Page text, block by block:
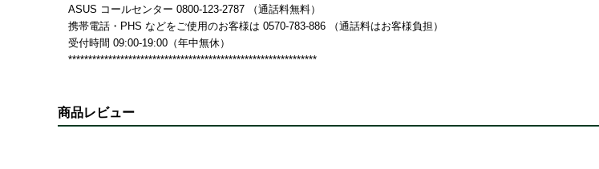
ASUS コールセンター 0800-123-2787 （通話料無料）
携帯電話・PHS などをご使用のお客様は 0570-783-886 （通話料はお客様負担）
受付時間 09:00-19:00（年中無休）
**************************************************************
商品レビュー